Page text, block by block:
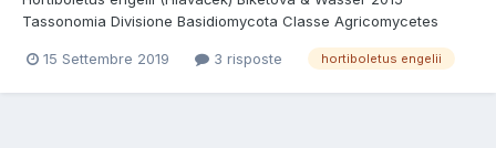
Tassonomia Divisione Basidiomycota Classe Agricomycetes
Hlaváček 2001 Boletus subtomentosus subsp. declivitatum C.
15 Settembre 2019 3 risposte hortiboletus engelii